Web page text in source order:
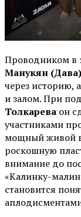
Проводником в
Манукян
через историю,
и залом. При
Толкарева он
участниками
мощный живой
роскошную
внимание до
«Калинку-
становится